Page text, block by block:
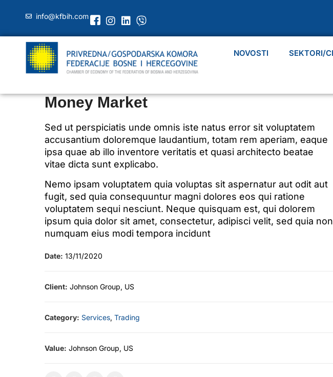
info@kfbih.com
NOVOSTI SEKTORI/
Money Market
Sed ut perspiciatis unde omnis iste natus error sit voluptatem
accusantium doloremque laudantium, totam rem aperiam, eaque
ipsa quae ab illo inventore veritatis et quasi architecto beatae
vitae dicta sunt explicabo.
Nemo ipsam voluptatem quia voluptas sit aspernatur aut odit aut
fugit, sed quia consequuntur magni dolores eos qui ratione
voluptatem sequi nesciunt. Neque quisquam est, qui dolorem
ipsum quia dolor sit amet, consectetur, adipisci velit, sed quia non
numquam eius modi tempora incidunt
Date: 13/11/2020
Client: Johnson Group, US
Category: Services, Trading
Value: Johnson Group, US